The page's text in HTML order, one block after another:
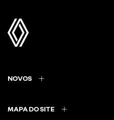
NOVOS
MAPA DO SITE